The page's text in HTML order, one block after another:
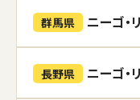
群馬県 ニーゴ・
長野県 ニーゴ・